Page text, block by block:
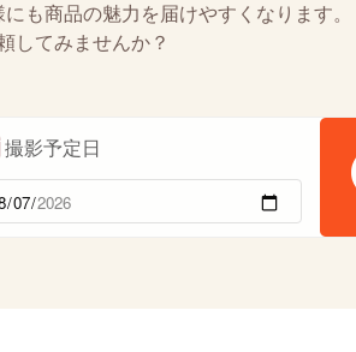
も商品の魅力を届けやすくなります。
してみませんか？
撮影予定日